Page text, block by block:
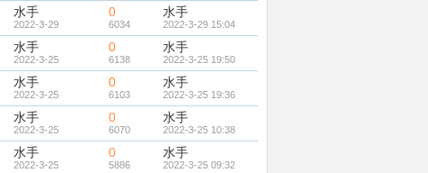
水手
2022-3-29
0
6034
水手
2022-3-29 15:04
水手
2022-3-25
0
6138
水手
2022-3-25 19:50
水手
2022-3-25
0
6103
水手
2022-3-25 19:36
水手
2022-3-25
0
6070
水手
2022-3-25 10:38
水手
2022-3-25
0
5886
水手
2022-3-25 09:32